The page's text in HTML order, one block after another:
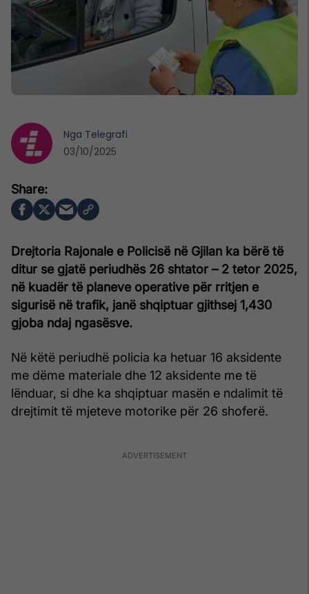
Drejtoria Rajonale e Policisë në Gjilan ka bërë të
ditur se gjatë periudhës 26 shtator – 2 tetor 2025,
në kuadër të planeve operative për rritjen e
sigurisë në trafik, janë shqiptuar gjithsej 1,430
gjoba ndaj ngasësve.
Në këtë periudhë policia ka hetuar 16 aksidente
me dëme materiale dhe 12 aksidente me të
lënduar, si dhe ka shqiptuar masën e ndalimit të
drejtimit të mjeteve motorike për 26 shoferë.
Nga Telegrafi
03/10/2025